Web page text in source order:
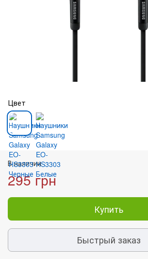
Цвет
В наличии
295 грн
Купить
Быстрый заказ